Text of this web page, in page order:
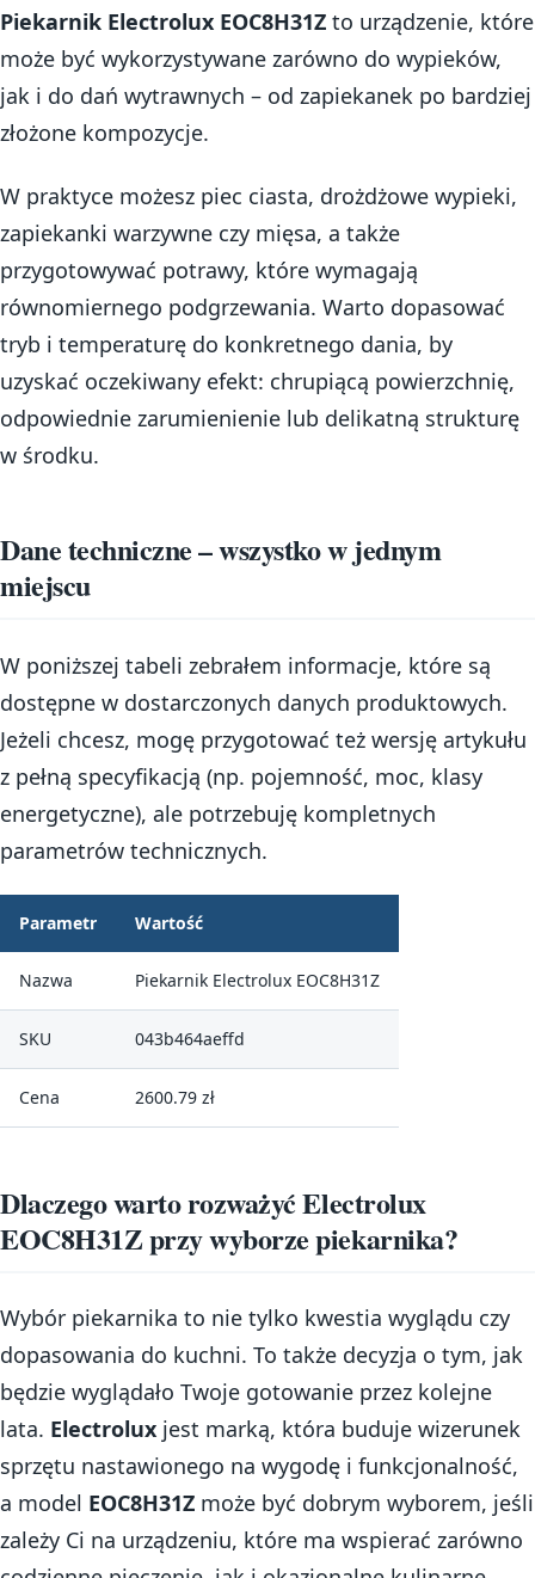
Piekarnik Electrolux EOC8H31Z to urządzenie, które
może być wykorzystywane zarówno do wypieków,
jak i do dań wytrawnych – od zapiekanek po bardziej
złożone kompozycje.
W praktyce możesz piec ciasta, drożdżowe wypieki,
zapiekanki warzywne czy mięsa, a także
przygotowywać potrawy, które wymagają
równomiernego podgrzewania. Warto dopasować
tryb i temperaturę do konkretnego dania, by
uzyskać oczekiwany efekt: chrupiącą powierzchnię,
odpowiednie zarumienienie lub delikatną strukturę
w środku.
Dane techniczne – wszystko w jednym
miejscu
W poniższej tabeli zebrałem informacje, które są
dostępne w dostarczonych danych produktowych.
Jeżeli chcesz, mogę przygotować też wersję artykułu
z pełną specyfikacją (np. pojemność, moc, klasy
energetyczne), ale potrzebuję kompletnych
parametrów technicznych.
Parametr Wartość
Nazwa Piekarnik Electrolux EOC8H31Z
SKU 043b464aeffd
Cena 2600.79 zł
Dlaczego warto rozważyć Electrolux
EOC8H31Z przy wyborze piekarnika?
Wybór piekarnika to nie tylko kwestia wyglądu czy
dopasowania do kuchni. To także decyzja o tym, jak
będzie wyglądało Twoje gotowanie przez kolejne
lata. Electrolux jest marką, która buduje wizerunek
sprzętu nastawionego na wygodę i funkcjonalność,
a model EOC8H31Z może być dobrym wyborem, jeśli
zależy Ci na urządzeniu, które ma wspierać zarówno